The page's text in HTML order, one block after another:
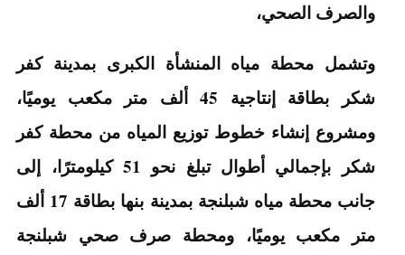
والصرف الصحي،
وتشمل محطة مياه المنشأة الكبرى بمدينة كفر
شكر بطاقة إنتاجية 45 ألف متر مكعب يوميًا،
ومشروع إنشاء خطوط توزيع المياه من محطة كفر
شكر بإجمالي أطوال تبلغ نحو 51 كيلومترًا، إلى
جانب محطة مياه شبلنجة بمدينة بنها بطاقة 17 ألف
متر مكعب يوميًا، ومحطة صرف صحي شبلنجة